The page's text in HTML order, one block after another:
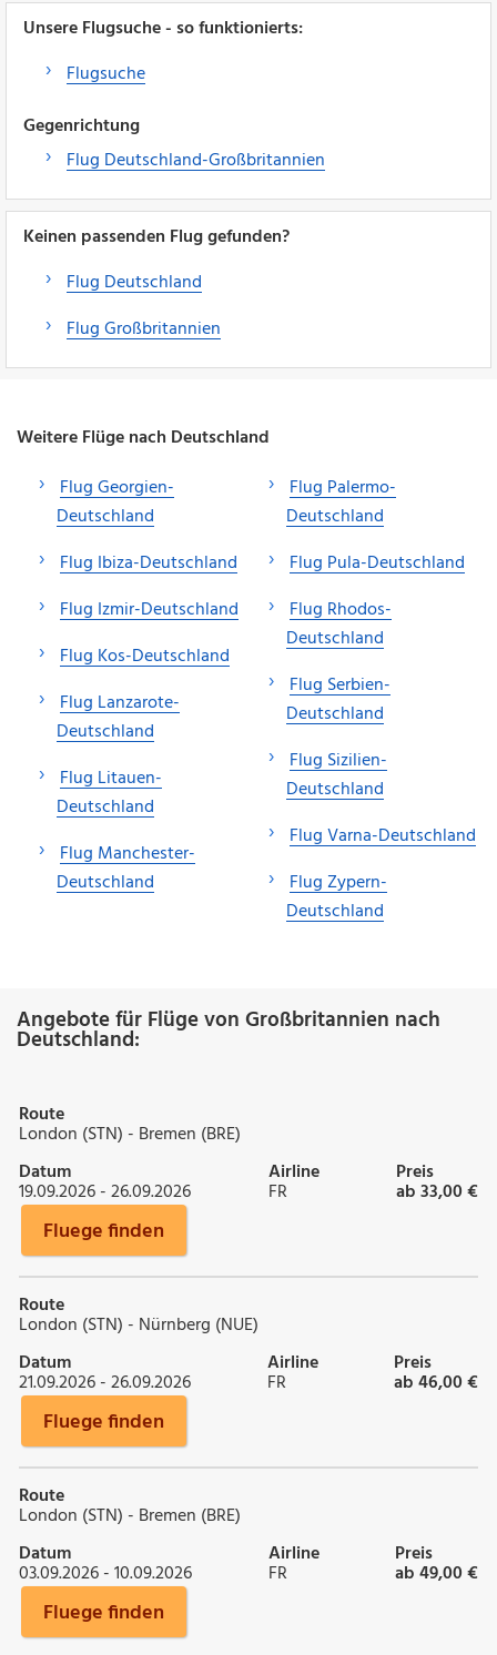
Unsere Flugsuche - so funktionierts:
Flugsuche
Gegenrichtung
Flug Deutschland-Großbritannien
Keinen passenden Flug gefunden?
Flug Deutschland
Flug Großbritannien
Weitere Flüge nach Deutschland
Flug Georgien-
Deutschland
Flug Ibiza-Deutschland
Flug Izmir-Deutschland
Flug Kos-Deutschland
Flug Lanzarote-
Deutschland
Flug Litauen-
Deutschland
Flug Manchester-
Deutschland
Flug Palermo-
Deutschland
Flug Pula-Deutschland
Flug Rhodos-
Deutschland
Flug Serbien-
Deutschland
Flug Sizilien-
Deutschland
Flug Varna-Deutschland
Flug Zypern-
Deutschland
Angebote für Flüge von Großbritannien nach
Deutschland:
Route
London (STN) - Bremen (BRE)
Datum
19.09.2026 - 26.09.2026
Airline
FR
Preis
ab 33,00 €
Fluege finden
Route
London (STN) - Nürnberg (NUE)
Datum
21.09.2026 - 26.09.2026
Airline
FR
Preis
ab 46,00 €
Fluege finden
Route
London (STN) - Bremen (BRE)
Datum
03.09.2026 - 10.09.2026
Airline
FR
Preis
ab 49,00 €
Fluege finden